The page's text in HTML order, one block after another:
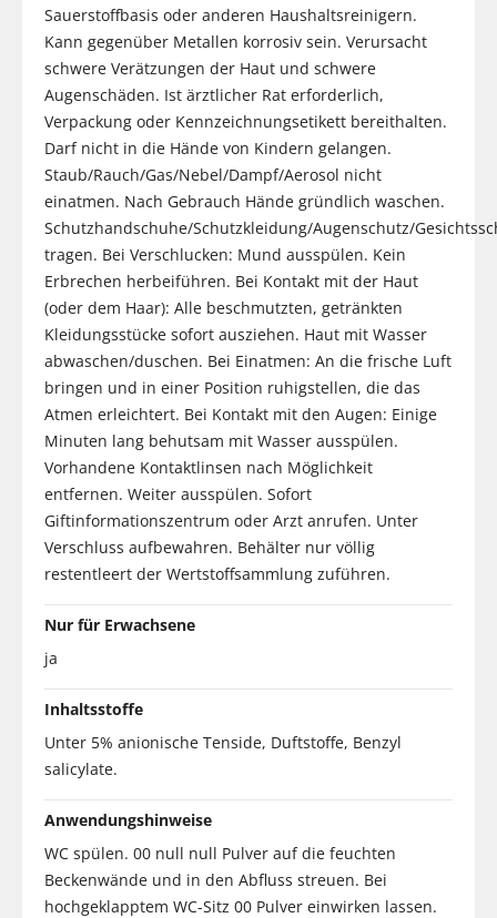
Sauerstoffbasis oder anderen Haushaltsreinigern.
Kann gegenüber Metallen korrosiv sein. Verursacht
schwere Verätzungen der Haut und schwere
Augenschäden. Ist ärztlicher Rat erforderlich,
Verpackung oder Kennzeichnungsetikett bereithalten.
Darf nicht in die Hände von Kindern gelangen.
Staub/Rauch/Gas/Nebel/Dampf/Aerosol nicht
einatmen. Nach Gebrauch Hände gründlich waschen.
Schutzhandschuhe/Schutzkleidung/Augenschutz/
tragen. Bei Verschlucken: Mund ausspülen. Kein
Erbrechen herbeiführen. Bei Kontakt mit der Haut
(oder dem Haar): Alle beschmutzten, getränkten
Kleidungsstücke sofort ausziehen. Haut mit Wasser
abwaschen/duschen. Bei Einatmen: An die frische Luft
bringen und in einer Position ruhigstellen, die das
Atmen erleichtert. Bei Kontakt mit den Augen: Einige
Minuten lang behutsam mit Wasser ausspülen.
Vorhandene Kontaktlinsen nach Möglichkeit
entfernen. Weiter ausspülen. Sofort
Giftinformationszentrum oder Arzt anrufen. Unter
Verschluss aufbewahren. Behälter nur völlig
restentleert der Wertstoffsammlung zuführen.
Nur für Erwachsene
ja
Inhaltsstoffe
Unter 5% anionische Tenside, Duftstoffe, Benzyl
salicylate.
Anwendungshinweise
WC spülen. 00 null null Pulver auf die feuchten
Beckenwände und in den Abfluss streuen. Bei
hochgeklapptem WC-Sitz 00 Pulver einwirken lassen.